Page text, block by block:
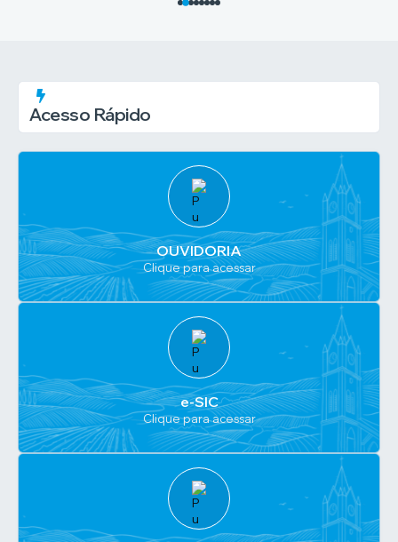
Acesso Rápido
OUVIDORIA
Clique para acessar
e-SIC
Clique para acessar